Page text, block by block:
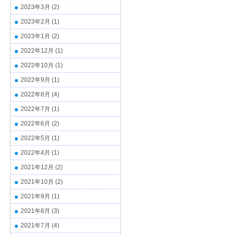
2023年3月 (2)
2023年2月 (1)
2023年1月 (2)
2022年12月 (1)
2022年10月 (1)
2022年9月 (1)
2022年8月 (4)
2022年7月 (1)
2022年6月 (2)
2022年5月 (1)
2022年4月 (1)
2021年12月 (2)
2021年10月 (2)
2021年9月 (1)
2021年8月 (3)
2021年7月 (4)